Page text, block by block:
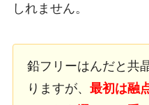
しれません。
鉛フリーはんだと共
りますが、 最初は融